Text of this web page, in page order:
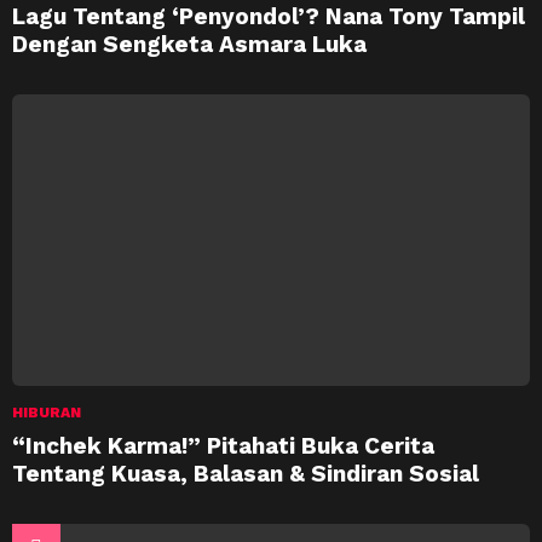
Lagu Tentang ‘Penyondol’? Nana Tony Tampil
Dengan Sengketa Asmara Luka
HIBURAN
“Inchek Karma!” Pitahati Buka Cerita
Tentang Kuasa, Balasan & Sindiran Sosial